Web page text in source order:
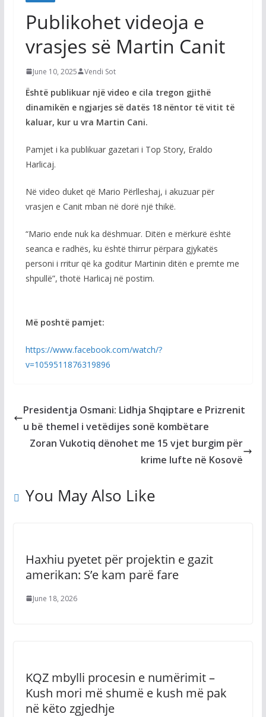
Publikohet videoja e
vrasjes së Martin Canit
June 10, 2025 Vendi Sot
Është publikuar një video e cila tregon gjithë
dinamikën e ngjarjes së datës 18 nëntor të vitit të
kaluar, kur u vra Martin Cani.
Pamjet i ka publikuar gazetari i Top Story, Eraldo
Harlicaj.
Në video duket që Mario Përlleshaj, i akuzuar për
vrasjen e Canit mban në dorë një thikë.
“Mario ende nuk ka dëshmuar. Ditën e mërkurë është
seanca e radhës, ku është thirrur përpara gjykatës
personi i rritur që ka goditur Martinin ditën e premte me
shpullë”, thotë Harlicaj në postim.
Më poshtë pamjet:
https://www.facebook.com/watch/?
v=1059511876319896
Presidentja Osmani: Lidhja Shqiptare e Prizrenit
u bë themel i vetëdijes sonë kombëtare
Zoran Vukotiq dënohet me 15 vjet burgim për
krime lufte në Kosovë
You May Also Like
Haxhiu pyetet për projektin e gazit
amerikan: S’e kam parë fare
June 18, 2026
KQZ mbylli procesin e numërimit –
Kush mori më shumë e kush më pak
në këto zgjedhje